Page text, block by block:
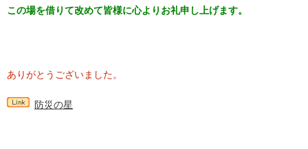
この場を借りて改めて皆様に心よりお礼申し上げます。
ありがとうございました。
防災の星